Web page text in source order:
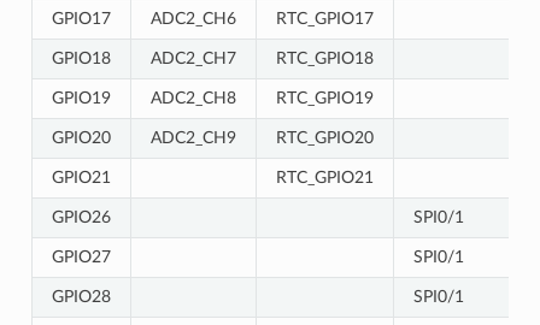
GPIO17 ADC2_CH6 RTC_GPIO17
GPIO18 ADC2_CH7 RTC_GPIO18
GPIO19 ADC2_CH8 RTC_GPIO19
GPIO20 ADC2_CH9 RTC_GPIO20
GPIO21 RTC_GPIO21
GPIO26 SPI0/1
GPIO27 SPI0/1
GPIO28 SPI0/1